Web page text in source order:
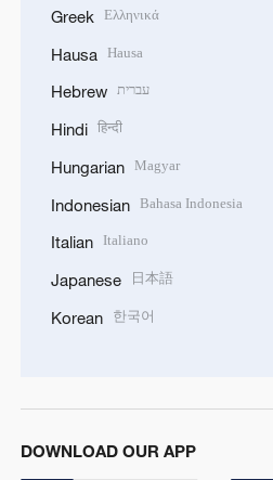
Greek Ελληνικά
Hausa Hausa
Hebrew עברית
Hindi हिन्दी
Hungarian Magyar
Indonesian Bahasa Indonesia
Italian Italiano
Japanese 日本語
Korean 한국어
DOWNLOAD OUR APP